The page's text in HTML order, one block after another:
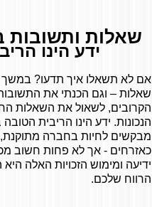
שאלות ותשובות
ידע הינו
אם לא תשאלו איך תדעו?
שאלות – וגם הכנתי את
הקרובים, לשאול את השאלות
הנכונות. ידע הינו הריבית
מבקשים לחיות בחברה
כאזרחים - אך לא פחות חשוב
ידיעה ומימוש הזכויות האלה
הרווח שלכם.